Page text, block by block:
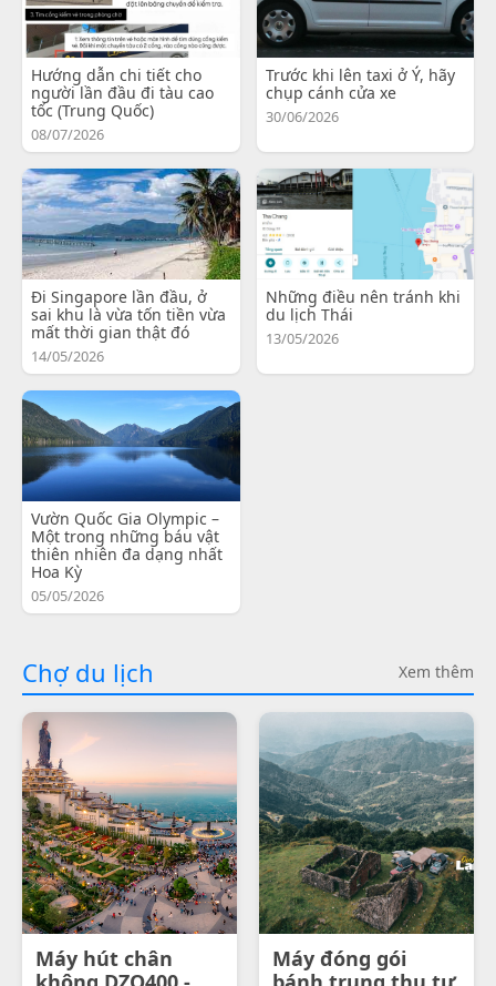
Hướng dẫn chi tiết cho
người lần đầu đi tàu cao
tốc (Trung Quốc)
08/07/2026
Trước khi lên taxi ở Ý, hãy
chụp cánh cửa xe
30/06/2026
Đi Singapore lần đầu, ở
sai khu là vừa tốn tiền vừa
mất thời gian thật đó
14/05/2026
Những điều nên tránh khi
du lịch Thái
13/05/2026
Vườn Quốc Gia Olympic –
Một trong những báu vật
thiên nhiên đa dạng nhất
Hoa Kỳ
05/05/2026
Chợ du lịch Xem thêm
Máy hút chân
Máy đóng gói